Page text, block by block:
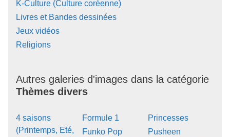
K-Culture (Culture coréenne)
Livres et Bandes dessinées
Jeux vidéos
Religions
Autres galeries d'images dans la catégorie
Thèmes divers
4 saisons
(Printemps, Eté,
Formule 1
Funko Pop
Princesses
Pusheen